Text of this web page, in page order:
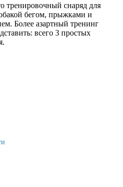
тренировочный снаряд для
бегом, прыжками и
Более азартный тренинг
всего 3 простых